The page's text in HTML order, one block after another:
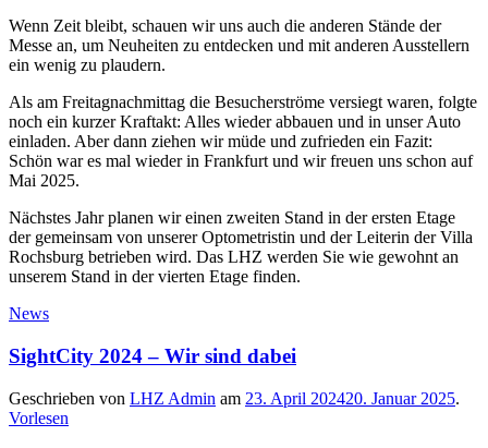
Wenn Zeit bleibt, schauen wir uns auch die anderen Stände der
Messe an, um Neuheiten zu entdecken und mit anderen Ausstellern
ein wenig zu plaudern.
Als am Freitagnachmittag die Besucherströme versiegt waren, folgte
noch ein kurzer Kraftakt: Alles wieder abbauen und in unser Auto
einladen. Aber dann ziehen wir müde und zufrieden ein Fazit:
Schön war es mal wieder in Frankfurt und wir freuen uns schon auf
Mai 2025.
Nächstes Jahr planen wir einen zweiten Stand in der ersten Etage
der gemeinsam von unserer Optometristin und der Leiterin der Villa
Rochsburg betrieben wird. Das LHZ werden Sie wie gewohnt an
unserem Stand in der vierten Etage finden.
News
SightCity 2024 – Wir sind dabei
Geschrieben von LHZ Admin am 23. April 202420. Januar 2025.
Vorlesen